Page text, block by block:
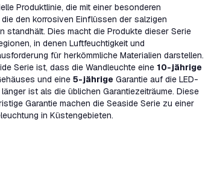
Produktlinie, die mit einer besonderen
den korrosiven Einflüssen der salzigen
standhält. Dies macht die Produkte dieser Serie
in denen Luftfeuchtigkeit und
für herkömmliche Materialien darstellen.
Serie ist, dass die Wandleuchte eine 10-jährige
und eine 5-jährige Garantie auf die LED-
ist als die üblichen Garantiezeiträume. Diese
Garantie machen die Seaside Serie zu einer
in Küstengebieten.